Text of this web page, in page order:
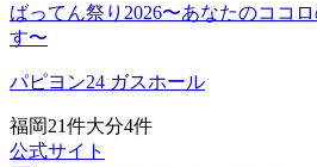
ばってん祭り2026〜あなたのココ
す〜
パピヨン24 ガスホール
福岡21件大分4件
公式サイト